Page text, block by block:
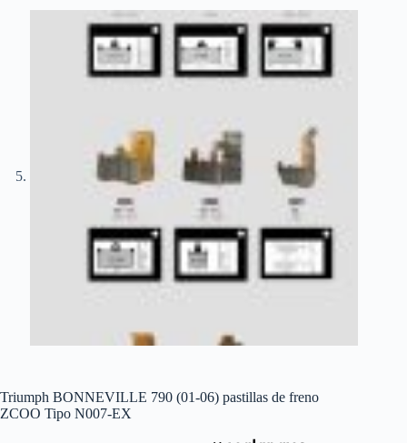
Triumph BONNEVILLE 790 (01-06) pastillas de freno
ZCOO Tipo N007-EX